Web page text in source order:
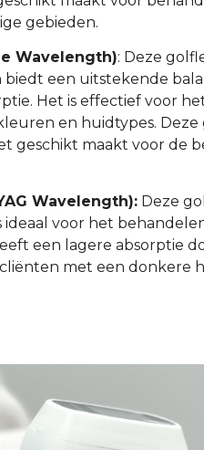
gebieden.
Wavelength): Deze
biedt een uitstekende
Het is effectief voor
en huidtypes.
geschikt maakt voor de
Wavelength): Deze
ideaal voor het
een lagere absorptie
met een donkere